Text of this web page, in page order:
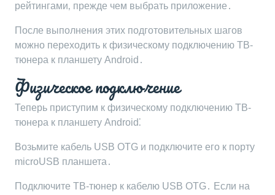
рейтингами‚ прежде чем выбрать приложение․
После выполнения этих подготовительных шагов
можно переходить к физическому подключению ТВ-
тюнера к планшету Android․
Физическое подключение
Теперь приступим к физическому подключению ТВ-
тюнера к планшету Android⁚
Возьмите кабель USB OTG и подключите его к порту
microUSB планшета․
Подключите ТВ-тюнер к кабелю USB OTG․ Если на